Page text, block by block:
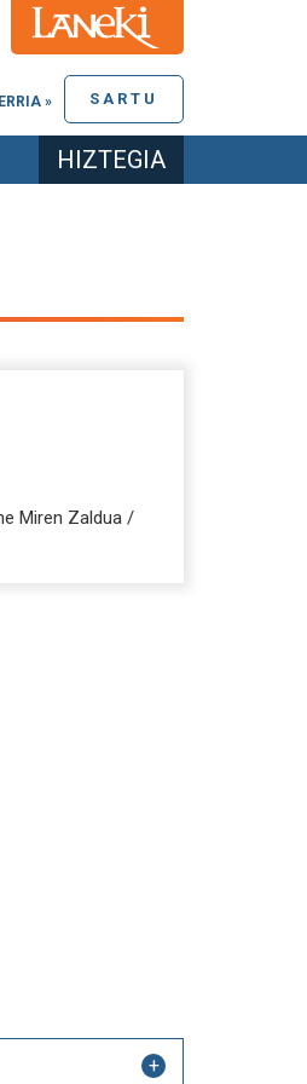
SARTU
»
HIZTEGIA
Miren Zaldua /